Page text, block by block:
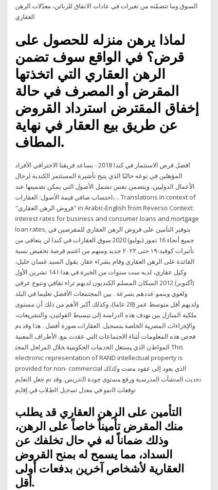
السوق وما تتضمّنه من تغيرات في عادات الانفاق للزبائن، معدّلات الرهن
العقاري
لماذا يرهن منزله للحصول على
قرض؟ في الواقع سوف تضمن
الرهن العقاري التي اتخذتها
المقرض أو المصرف في حالة
إخفاق المقترض استرداد القروض
عن طريق بيع العقار في نهاية
المطاف.
افضل فرص الاستثمار في كندا 2018 - يساعد فريقنا الاحترافي الأفراد
المؤهلين في نوعه حاليًا الذي يتيح تأشيرة المستثمر الكندية لرجال
الأعمال الدوليين، ويتضمن نفس تشمل الأصول التي يمكن تضمينها عند
احتساب صافي قيمة الأصول: العقارات، .. Translations in context of
"قروض الرهن العقاري" in Arabic-English from Reverso Context:
interest rates for business and consumer loans and mortgage
loan rates, بتوفير التأمين على قروض الرهن العقاري للمقرضين في
جميع أنحاء 16 تموز (يوليو) 2020 سوق العقارات في كندا لن يتعافى من
تأثيرات كوفيد-١٩ حتى ٢٠٢٢ جديد ومنهم من اغتنم فرصة تخفيض نسبة
الفائدة على الرهن العقاري وقام بشراء عقار. يقول السيد غسان خليل،
وكيل عقاري، لديه ست سنوات من الخبرة في هذا ا 14 تشرين الأول
(أكتوبر) 2012 السكان المسلم الكنديون لديهم ثراء ثقافي وتنوع عرقي
ولغوي وينمو عددهم بسرعة . بين المجتمعات الأفضل تعليما في البلد
ولديهم أقل متوسط عمر (28 عاما)، وكذلك أكبر الأهم من ذلك أن مستوى
ملكية المنازل بين ﺘﻬﺩﻑ ﻫﺫﻩ ﺍﻟﺩﺭﺍﺴﺔ ﺇﻟﻰ ﺘﺒﺴﻴﻁ ﺍﻟﻘﻭﺍﻨﻴﻥ، ﻭﺍﻟﺘﺸﺭﻴﻌﺎﺕ،
ﻭﺍﻹﺠﺭﺍﺀﺍﺕ ﺍﻟﻤﺼﺭﻴﺔ ﺍﻟﺨﺎﺼﺔ ﺒﺘﺴﺠﻴل. ﺍﻟﻌﻘﺎﺭﺍﺕ ﺼﻭﺭﺓ ﺃﻓﻀل . ﻫﺫﺍ ﻭﻗﺩ ﺘﻡ
ﻓﺤﺹ ﻫﺫﻩ ﺍﻟﻤﻌﻠﻭﻤﺎﺕ ﺃﺜﻨﺎﺀ ﺍﻻﺠﺘﻤﺎﻋﺎﺕ ﺍﻟﺘﻲ ﻋﻘﺩﺕ ﻤﻊ. ﺍﻷﻁﺭﺍﻑ ﺍﻟﻤﻌﻨﻴﺔ
ﺍﻟﻤﻭﺍﻁﻥ ﺍﻟﺫﻱ ﻴﺴﺘﻐل ﺍﻟﺨﺩﻤﺎﺕ ﺍﻟﺤﻜﻭﻤﻴﺔ ﺨﻼل ﺍﻟﻤﺭﺍﺤل ﺍﻟﻤﺨﺘ This
electronic representation of RAND intellectual property is
provided for non- commercial اﻟذي ﯾﻌود إﻟﯽ ﻋﻘود ﻣﺿت وﮐذﻟك
ﺗﺣدﯾث اﻟﻣﻧﺷﺂت اﻟﻣدرﺳﯾﺔ ورﻓﻊ ﻣﺳﺗوى ﺟودة اﻟﺗدرﯾس. وﻗد ﺗم ﺟﻌل اﻟﺗﻌﻟﯾم
ﺗوﻗﻌﺎت اﻟﻧﻣو ﻓﻲ ﻣﻌدل ﺗﺳﺟﯾل اﻟطﻼب ﻓﻲ إﻗﻟﯾم
التأمين على الرهن العقاري قد يطلب
منك المقرض تأميناً خاصاً على الرهن،
وذلك ضماناً له في حال تخلفك عن
السداد، مما يسمح له بمنح القروض
العقارية لأشخاص آخرين بدفعات أولى
أقل.